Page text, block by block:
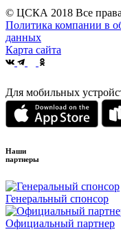
© ЦСКА 2018 Все
Политика компании в
данных
Карта сайта
Для мобильных
Наши
партнеры
Генеральный спонсор
Официальный партнер